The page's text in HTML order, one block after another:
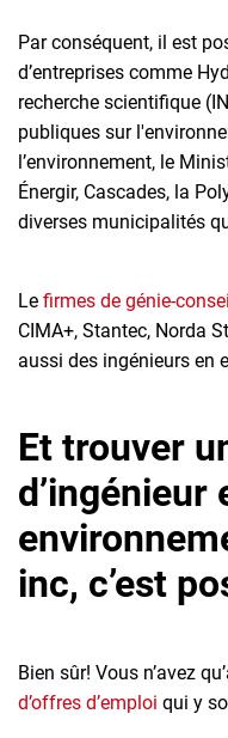
Par conséquent, il est
d’entreprises comme
recherche scientifique
publiques sur
l’environnement, le
Énergir, Cascades, la
diverses municipalités
Le firmes de génie-
CIMA+, Stantec, Norda
aussi des ingénieurs en
Et trouver
d’ingénieur
inc, c’est
Bien sûr! Vous n’avez
d’offres d’emploi qui y